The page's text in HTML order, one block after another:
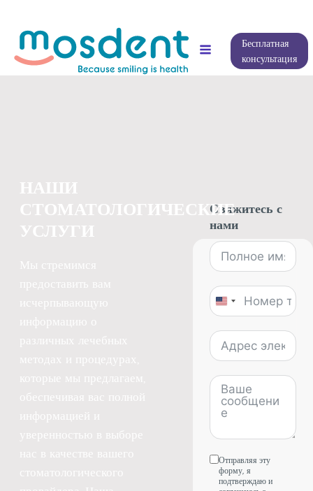
Бесплатная
консультация
СТОМАТОЛОГИЧЕСКИЕСвяжитесь с
нами
United
+1
Отправляя эту
форму, я
подтверждаю и